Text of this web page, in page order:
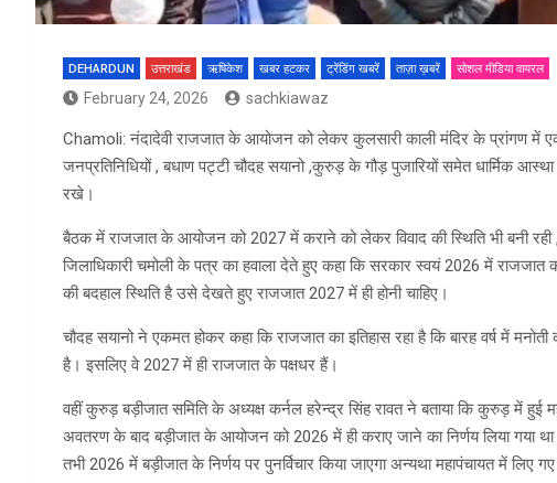
DEHARDUN उत्तराखंड ऋषिकेश खबर हटकर ट्रेंडिंग खबरें ताज़ा ख़बरें सोशल मीडिया वायरल
February 24, 2026 sachkiawaz
Chamoli: नंदादेवी राजजात के आयोजन को लेकर कुलसारी काली मंदिर के प्रांगण में
जनप्रतिनिधियों , बधाण पट्टी चौदह सयानो ,कुरुड़ के गौड़ पुजारियों समेत धार्मिक
रखे।
बैठक में राजजात के आयोजन को 2027 में कराने को लेकर विवाद की स्थिति भी बनी
जिलाधिकारी चमोली के पत्र का हवाला देते हुए कहा कि सरकार स्वयं 2026 में राजजात
की बदहाल स्थिति है उसे देखते हुए राजजात 2027 में ही होनी चाहिए।
चौदह सयानो ने एकमत होकर कहा कि राजजात का इतिहास रहा है कि बारह वर्ष में
है। इसलिए वे 2027 में ही राजजात के पक्षधर हैं।
वहीं कुरुड़ बड़ीजात समिति के अध्यक्ष कर्नल हरेन्द्र सिंह रावत ने बताया कि कुरुड़ में हुई
अवतरण के बाद बड़ीजात के आयोजन को 2026 में ही कराए जाने का निर्णय लिया गया
तभी 2026 में बड़ीजात के निर्णय पर पुनर्विचार किया जाएगा अन्यथा महापंचायत में